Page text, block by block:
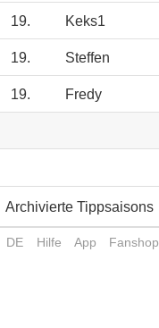
19. Keks1
19. Steffen
19. Fredy
Archivierte Tippsaisons
DE Hilfe App Fanshop